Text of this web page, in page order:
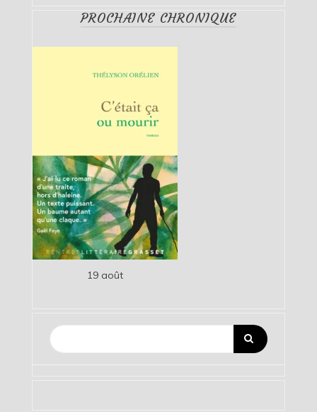
PROCHAINE CHRONIQUE
19 août